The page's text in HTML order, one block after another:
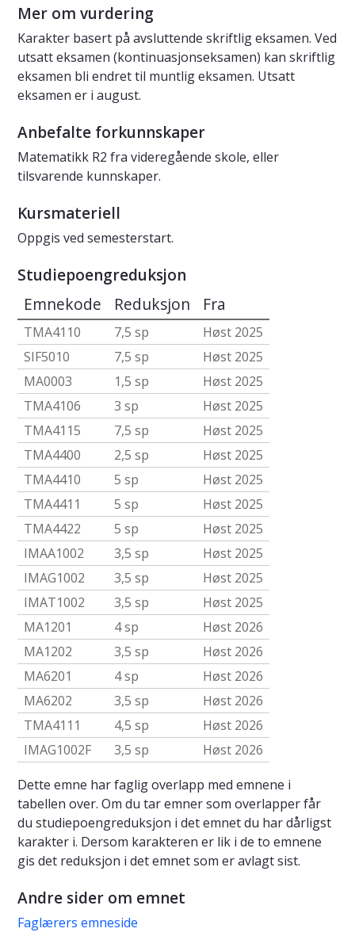
Mer om vurdering
Karakter basert på avsluttende skriftlig eksamen. Ved
utsatt eksamen (kontinuasjonseksamen) kan skriftlig
eksamen bli endret til muntlig eksamen. Utsatt
eksamen er i august.
Anbefalte forkunnskaper
Matematikk R2 fra videregående skole, eller
tilsvarende kunnskaper.
Kursmateriell
Oppgis ved semesterstart.
Studiepoengreduksjon
Emnekode Reduksjon Fra
TMA4110 7,5 sp
Høst 2025
SIF5010
7,5 sp
Høst 2025
MA0003
1,5 sp
Høst 2025
TMA4106
3 sp
Høst 2025
TMA4115
7,5 sp
Høst 2025
TMA4400
2,5 sp
Høst 2025
TMA4410
5 sp
Høst 2025
TMA4411
5 sp
Høst 2025
TMA4422
5 sp
Høst 2025
IMAA1002
3,5 sp
Høst 2025
IMAG1002
3,5 sp
Høst 2025
IMAT1002
3,5 sp
Høst 2025
MA1201
4 sp
Høst 2026
MA1202
3,5 sp
Høst 2026
MA6201
4 sp
Høst 2026
MA6202
3,5 sp
Høst 2026
TMA4111
4,5 sp
Høst 2026
IMAG1002F
3,5 sp
Høst 2026
Dette emne har faglig overlapp med emnene i
tabellen over. Om du tar emner som overlapper får
du studiepoengreduksjon i det emnet du har dårligst
karakter i. Dersom karakteren er lik i de to emnene
gis det reduksjon i det emnet som er avlagt sist.
Andre sider om emnet
Faglærers emneside